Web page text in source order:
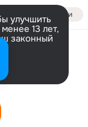
Войти
улучшить
13 лет,
законный